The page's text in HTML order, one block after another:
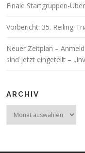
Finale Startgruppen-
Vorbericht: 35. Reiling-
Neuer Zeitplan –
sind jetzt eingeteilt –
ARCHIV